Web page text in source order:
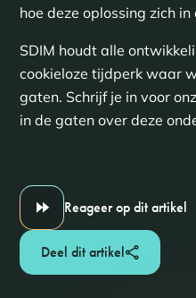
hoe deze oplossing zich
SDIM houdt alle
cookieloze tijdperk waar
gaten. Schrijf je in voor
in de gaten over deze
Reageer op dit artikel
Deel dit artikel